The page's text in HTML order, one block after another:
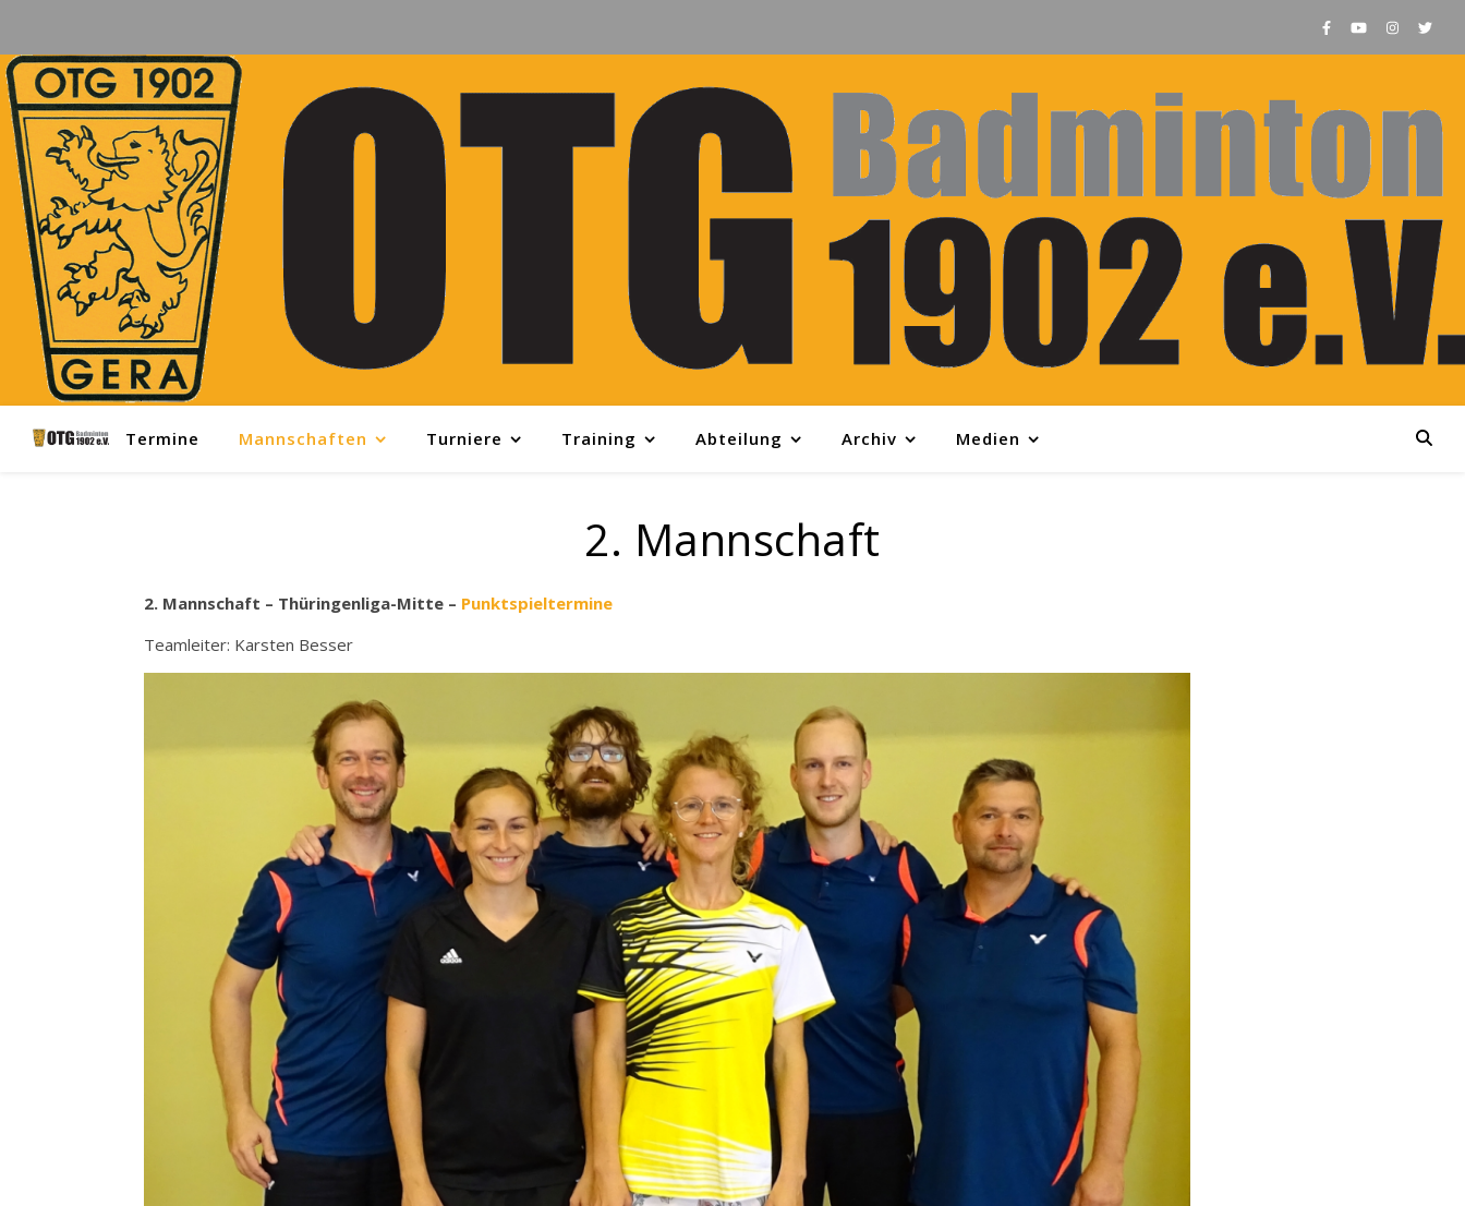
Termine Mannschaften Turniere Training Abteilung Archiv Medien
2. Mannschaft
2. Mannschaft – Thüringenliga-Mitte – Punktspieltermine
Teamleiter: Karsten Besser